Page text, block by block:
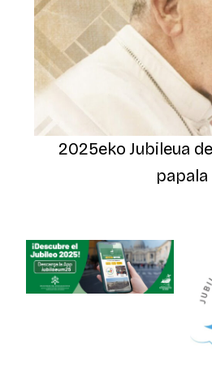
2025eko Jubileua
papala